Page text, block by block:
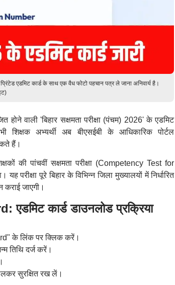
एडमिट कार्ड के साथ एक वैध फोटो पहचान पत्र ले जाना अनिवार्य है।
होने वाली 'बिहार सक्षमता परीक्षा (पंचम) 2026' के एडमिट
अभ्यर्थी अब बीएसईबी के आधिकारिक पोर्टल
हैं।
की पांचवीं सक्षमता परीक्षा (Competency Test for
पूरे बिहार के विभिन्न जिला मुख्यालयों में निर्धारित
जाएगी।
कार्ड डाउनलोड प्रक्रिया
के लिंक पर क्लिक करें।
तिथि दर्ज करें।
सुरक्षित रख लें।